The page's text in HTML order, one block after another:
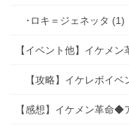
･ロキ＝ジェネッタ (1)
【イベント他】イケメ
【攻略】イケレボイベ
【感想】イケメン革命◆